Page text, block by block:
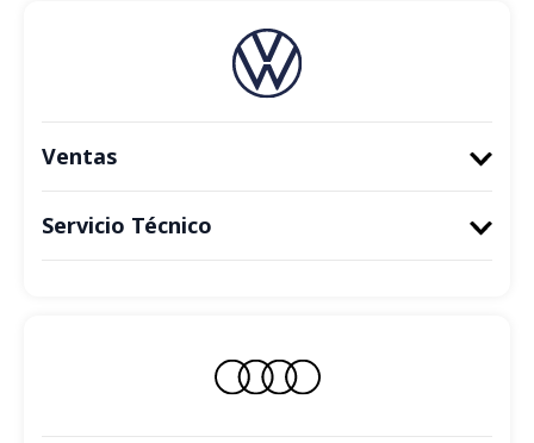
Ventas
Servicio Técnico